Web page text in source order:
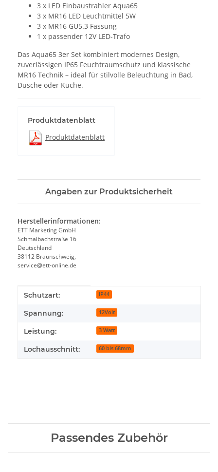
3 x LED Einbaustrahler Aqua65
3 x MR16 LED Leuchtmittel 5W
3 x MR16 GU5.3 Fassung
1 x passender 12V LED-Trafo
Das Aqua65 3er Set kombiniert modernes Design,
zuverlässigen IP65 Feuchtraumschutz und klassische
MR16 Technik – ideal für stilvolle Beleuchtung in Bad,
Dusche oder Küche.
Produktdatenblatt
Produktdatenblatt
Angaben zur Produktsicherheit
Herstellerinformationen:
ETT Marketing GmbH
Schmalbachstraße 16
Deutschland
38112 Braunschweig,
service@ett-online.de
Produkteigenschaft
Wert
Schutzart: IP44
Spannung: 12Volt
Leistung: 3 Watt
Lochausschnitt: 60 bis 68mm
Passendes Zubehör